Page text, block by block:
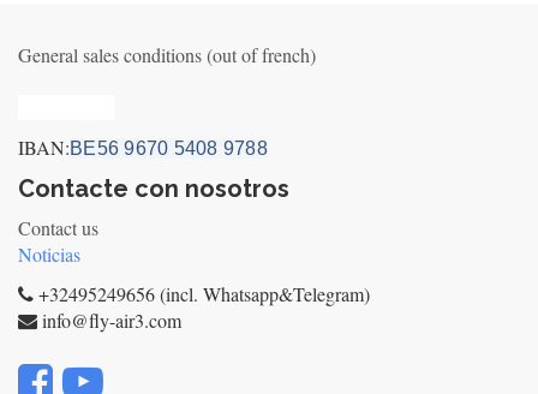
General sales conditions (out of french)
IBAN:BE56 9670 5408 9788
Contacte con nosotros
Contact us
Noticias
+32495249656 (incl. Whatsapp&Telegram)
info@fly-air3.com